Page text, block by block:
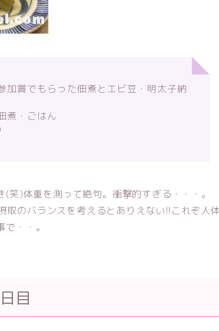
賞でもらった佃煮とエビ豆・明太子納
煮・ごはん
笑)体重を測って絶句。衝撃的すぎる・・・。
のバランスを考えるとありえない!!これぞ人
・・。
目